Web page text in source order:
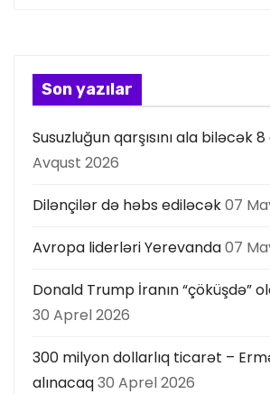
s
ı
Son yazılar
Susuzluğun qarşısını ala biləcək
Avqust 2026
Dilənçilər də həbs ediləcək07
Avropa liderləri Yerevanda07
Donald Trump İranın “çöküşdə”
30 Aprel 2026
300 milyon dollarlıq ticarət –
alınacaq30 Aprel 2026